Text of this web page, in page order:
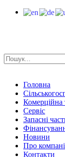
Головна
Комерційна
Сервіс
Запасні
Новини
Про
Контакти